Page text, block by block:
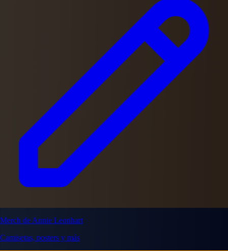
Merch de Annie Leonhart
Camisetas, posters y más